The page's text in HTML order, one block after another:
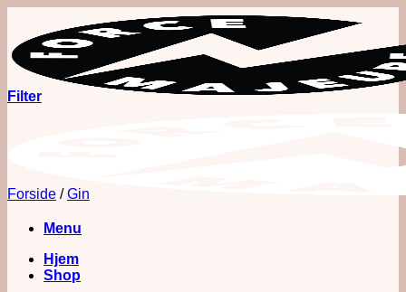
indhold
Menu
Hjem
Shop
Filter
Forside / Gin